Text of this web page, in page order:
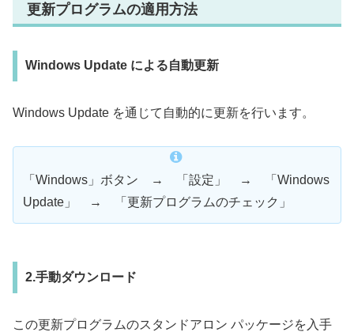
更新プログラムの適用方法
Windows Update による自動更新
Windows Update を通じて自動的に更新を行います。
「Windows」ボタン → 「設定」 → 「Windows
Update」 → 「更新プログラムのチェック」
2.手動ダウンロード
この更新プログラムのスタンドアロン パッケージを入手